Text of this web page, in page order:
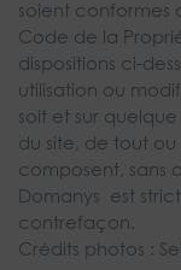
soient conformes
Code de la
dispositions ci-
utilisation ou
soit et sur
du site, de tout
composent, sans
Domanys est
contrefaçon.
Crédits photos :